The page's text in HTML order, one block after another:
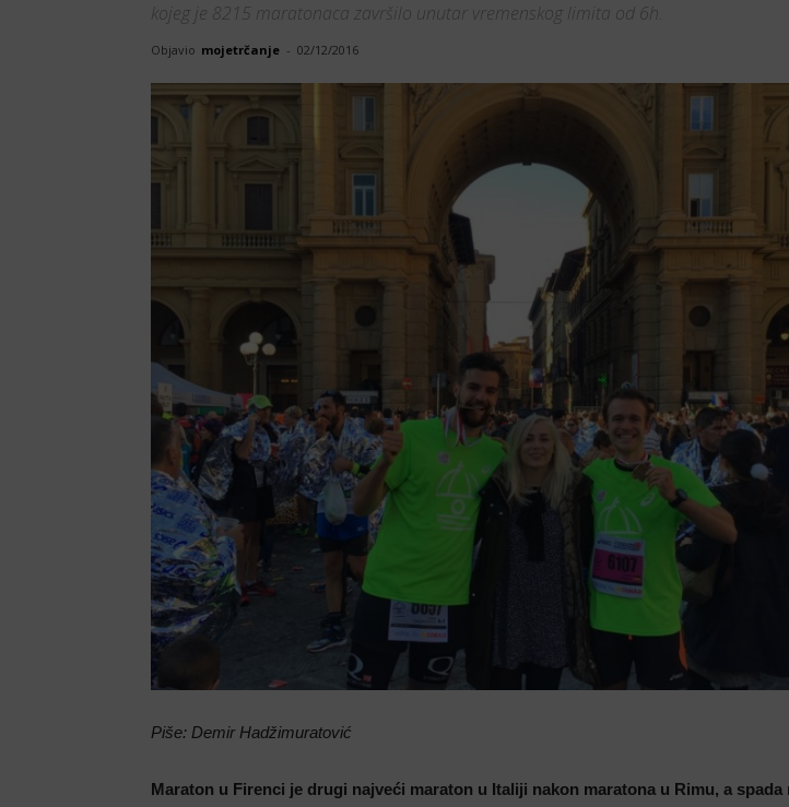
kojeg je 8215 maratonaca završilo unutar vremenskog limita od 6h.
Objavio mojetrčanje - 02/12/2016
Piše: Demir Hadžimuratović
Maraton u Firenci je drugi najveći maraton u Italiji nakon maratona u Rimu, a spada